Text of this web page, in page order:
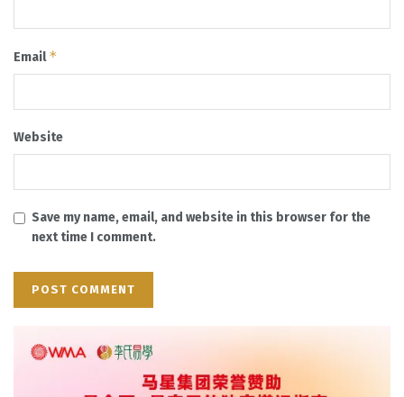
Email*
Website
Save my name, email, and website in this browser for the
next time I comment.